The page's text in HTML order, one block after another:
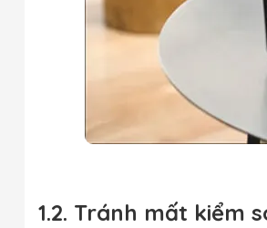
1.2. Tránh mất kiểm